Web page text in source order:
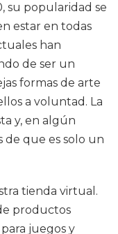
su popularidad se
estar en todas
han
de ser un
formas de arte
a voluntad. La
y, en algún
de que es solo un
tienda virtual.
productos
juegos y